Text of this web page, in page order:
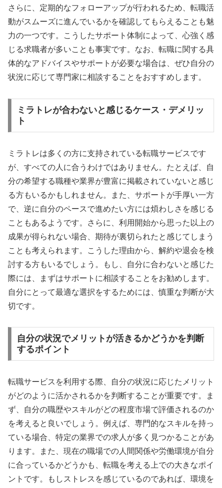
さらに、定期的なフォローアップが行われるため、転職活
動がスムーズに進んでいるかを確認してもらえることも魅
力の一つです。こうしたサポート体制によって、心強く感
じる求職者が多いことも事実です。なお、転職に関する具
体的なアドバイスやサポートが必要な場合は、ぜひ自分の
状況に応じて専門家に相談することをおすすめします。
ミラトレが合わないと感じるケース・デメリッ
ト
ミラトレは多くの方に支持されている転職サービスです
が、すべての人に合うわけではありません。たとえば、自
分の希望する職種や業界が豊富に掲載されていないと感じ
る方もいるかもしれません。また、サポートが手厚い一方
で、逆に自分のペースで進めたい方には煩わしさを感じる
こともあるようです。さらに、利用開始から思った以上の
成果が得られない場合、期待が裏切られたと感じてしまう
ことも考えられます。こうした理由から、解約や退会を検
討する方もいるでしょう。もし、自分に合わないと感じた
際には、まずはサポートに相談することをお勧めします。
自分にとって最適な選択をするためには、慎重な判断が大
切です。
自分の状況でメリットが活きるかどうかを判断
するポイント
転職サービスを利用する際、自分の状況に応じたメリット
がどのように活かされるかを判断することが重要です。ま
ず、自分の職歴やスキルがどの程度市場で評価されるのか
を考えると良いでしょう。例えば、専門的なスキルを持っ
ている場合、特定の業界での求人が多く見つかることがあ
ります。また、現在の職場での人間関係や労働環境が自分
に合っているかどうかも、転職を考える上での大きなポイ
ントです。もしストレスを感じているのであれば、環境を